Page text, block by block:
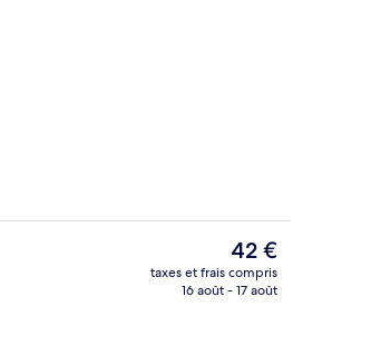
Le
prix
actuel
42 €
taxes et frais compris
16 août - 17 août